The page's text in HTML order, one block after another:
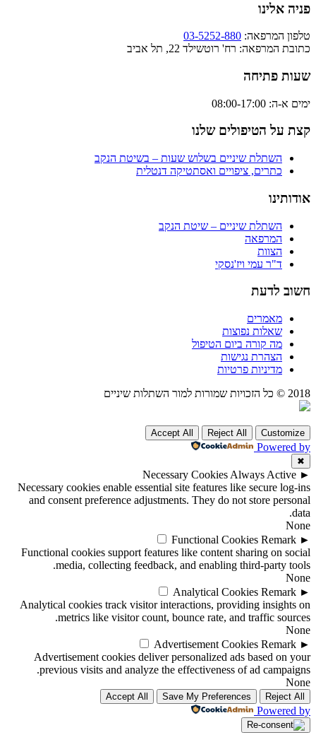
פניה אלינו
טלפון המרפאה: 03-5252-880
כתובת המרפאה: רח' רוטשילד 22, תל אביב
שעות פתיחה
ימים א-ה: 08:00-17:00
קצת על הטיפולים שלנו
השתלת שיניים בשלוש שעות – בשיטת הנקב
כתרים, ציפויים ואסתטיקה דנטלית
אודותינו
השתלת שיניים – שיטת הנקב
המרפאה
הצוות
ד"ר עמי ויז'נסקי
חשוב לדעת
מאמרים
שאלות נפוצות
מה קורה ביום הטיפול
הצהרת נגישות
מדיניות פרטיות
2018 © כל הזכויות שמורות למור השתלות שיניים
Customize
Reject All
Accept All
Powered by
✖
►
Necessary Cookies Always Active
Necessary cookies enable essential site features like secure log-ins
and consent preference adjustments. They do not store personal
data.
None
►
Functional Cookies Remark
Functional cookies support features like content sharing on social
media, collecting feedback, and enabling third-party tools.
None
►
Analytical Cookies Remark
Analytical cookies track visitor interactions, providing insights on
metrics like visitor count, bounce rate, and traffic sources.
None
►
Advertisement Cookies Remark
Advertisement cookies deliver personalized ads based on your
previous visits and analyze the effectiveness of ad campaigns.
None
Reject All
Save My Preferences
Accept All
Powered by